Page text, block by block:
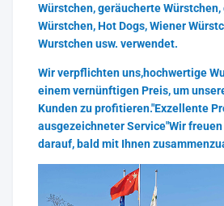
Würstchen, geräucherte
Würstchen, Hot Dogs, Wiener
Wurstchen usw. verwendet.
Wir verpflichten uns,hochwertige
einem vernünftigen Preis, um
Kunden zu profitieren."Exzellente
ausgezeichneter Service"Wir
darauf, bald mit Ihnen